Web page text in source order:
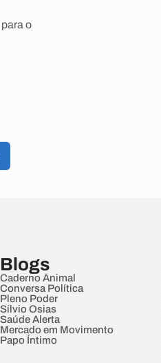
o
Blogs
Caderno Animal
Conversa Política
Pleno Poder
Sílvio Osias
Saúde Alerta
Mercado em Movimento
Papo Íntimo